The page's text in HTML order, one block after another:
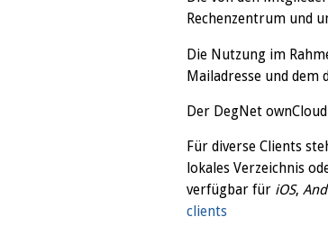
Rechenzentrum und
Die Nutzung im
Mailadresse und dem
Der DegNet
Für diverse Clients
lokales Verzeichnis
verfügbar für iOS,
clients